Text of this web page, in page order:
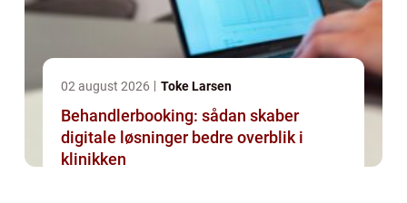
02 august 2026 Toke Larsen
Behandlerbooking: sådan skaber
digitale løsninger bedre overblik i
klinikken